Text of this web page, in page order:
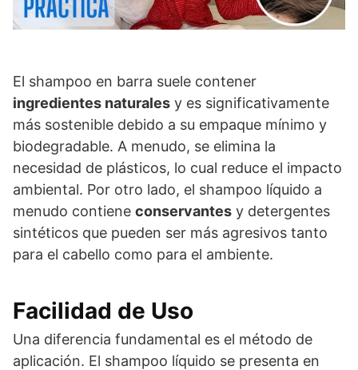
El shampoo en barra suele contener
ingredientes naturales y es significativamente
más sostenible debido a su empaque mínimo y
biodegradable. A menudo, se elimina la
necesidad de plásticos, lo cual reduce el impacto
ambiental. Por otro lado, el shampoo líquido a
menudo contiene conservantes y detergentes
sintéticos que pueden ser más agresivos tanto
para el cabello como para el ambiente.
Facilidad de Uso
Una diferencia fundamental es el método de
aplicación. El shampoo líquido se presenta en